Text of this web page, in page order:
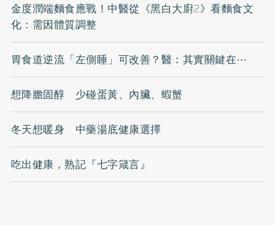
金度潤端麵食應戰！中醫從《黑白大廚2》看麵食文
化：需因體質調整
胃食道逆流「左側睡」可改善？醫：其實關鍵在⋯
想降膽固醇 少碰蛋黃、內臟、蝦蟹
冬天想暖身 中藥湯底健康選擇
吃出健康，熟記『七字箴言』